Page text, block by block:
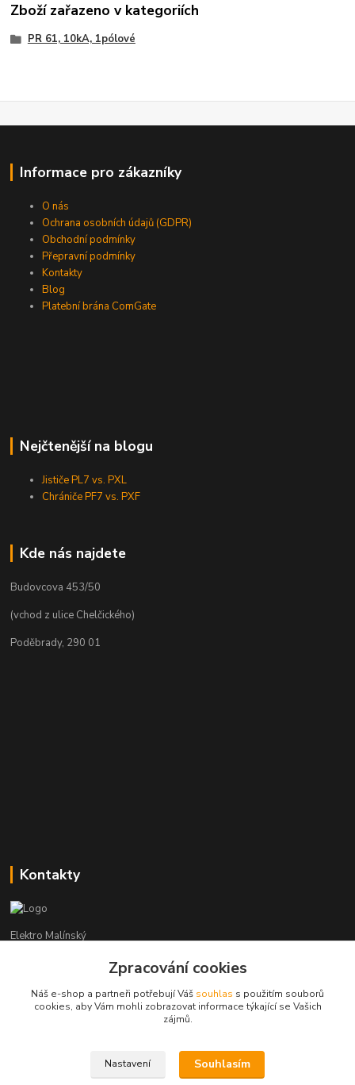
Zboží zařazeno v kategoriích
PR 61, 10kA, 1pólové
Informace pro zákazníky
O nás
Ochrana osobních údajů (GDPR)
Obchodní podmínky
Přepravní podmínky
Kontakty
Blog
Platební brána ComGate
Nejčtenější na blogu
Jističe PL7 vs. PXL
Chrániče PF7 vs. PXF
Kde nás najdete
Budovcova 453/50
(vchod z ulice Chelčického)
Poděbrady, 290 01
Kontakty
Elektro Malínský
+420 608 255 160
(Po-Čt - 8:30-16:00, Pá - 8:30-14:00)
Zpracování cookies
Náš e-shop a partneři potřebují Váš souhlas s použitím souborů
cookies, aby Vám mohli zobrazovat informace týkající se Vašich
zájmů.
Nastavení Souhlasím